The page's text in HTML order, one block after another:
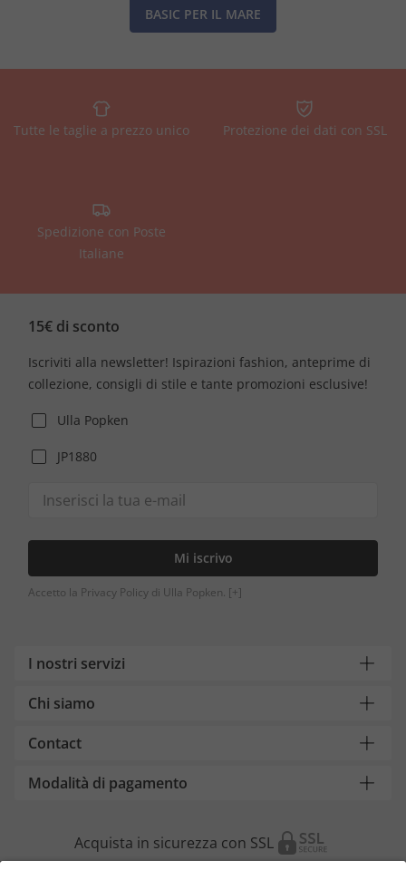
BASIC PER IL MARE
Tutte le taglie a prezzo unico Protezione dei dati con SSL
Spedizione con Poste
Italiane
15€ di sconto
Iscriviti alla newsletter! Ispirazioni fashion, anteprime di
collezione, consigli di stile e tante promozioni esclusive!
Ulla Popken
JP1880
Mi iscrivo
Accetto la Privacy Policy di Ulla Popken. [+]
I nostri servizi
Chi siamo
Contact
Modalità di pagamento
Acquista in sicurezza con SSL